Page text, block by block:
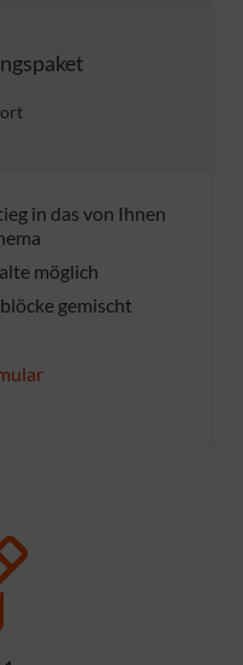
in das von Ihnen
möglich
gemischt